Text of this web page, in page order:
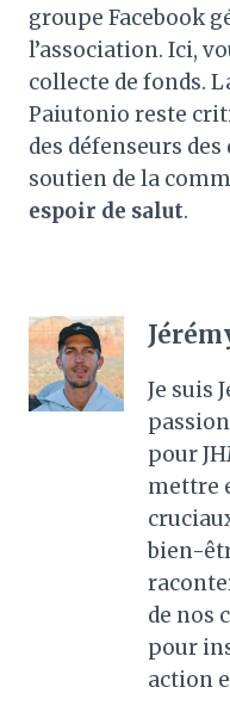
groupe Facebook
l’association. Ici,
collecte de fonds.
Paiutonio reste
des défenseurs
soutien de la
espoir de salut.
Je suis
pour
mettre
bien-
de nos
pour
action